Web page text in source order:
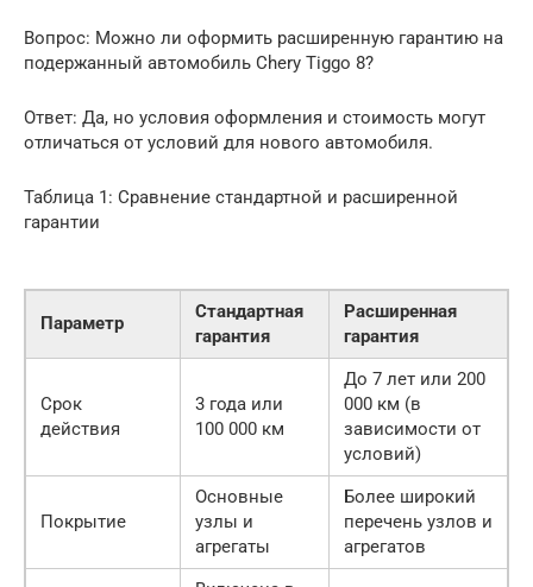
Вопрос: Можно ли оформить расширенную гарантию на
подержанный автомобиль Chery Tiggo 8?
Ответ: Да, но условия оформления и стоимость могут
отличаться от условий для нового автомобиля.
Таблица 1: Сравнение стандартной и расширенной
гарантии
Параметр
Стандартная
гарантия
Расширенная
гарантия
Срок
действия
3 года или
100 000 км
До 7 лет или 200
000 км (в
зависимости от
условий)
Покрытие
Основные
узлы и
агрегаты
Более широкий
перечень узлов и
агрегатов